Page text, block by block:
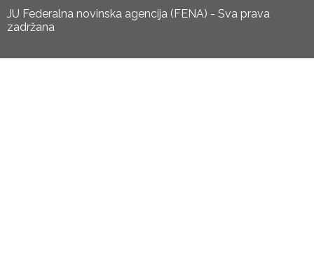
JU Federalna novinska agencija (FENA) - Sva prava
zadržana